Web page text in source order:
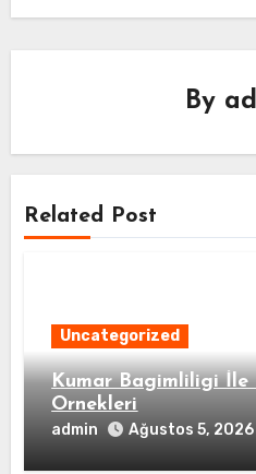
By
Related Post
Uncategorized
Kumar Bagimliligi İle
Ornekleri
admin Ağustos 5, 2026